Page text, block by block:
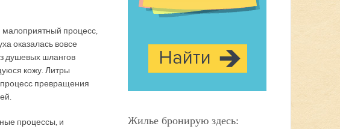
процесс,
оказалась вовсе
душевых шлангов
кожу. Литры
превращения
процессы, и
Жилье бронирую здесь: